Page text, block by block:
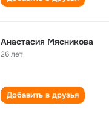
Анастасия Мясникова
26 лет
Добавить в друзья